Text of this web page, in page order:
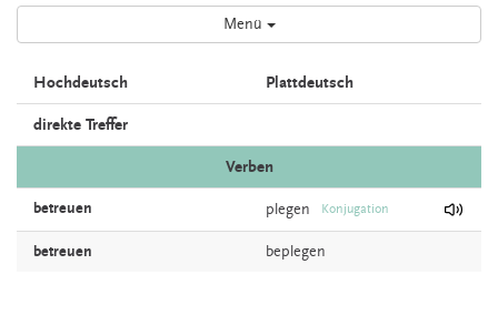
Menü
Hochdeutsch Plattdeutsch
direkte Treffer
Verben
betreuen plegen Konjugation
betreuen beplegen